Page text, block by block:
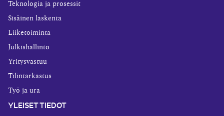
Teknologia ja prosessit
Sisäinen laskenta
Liiketoiminta
Julkishallinto
Yritysvastuu
Tilintarkastus
Työ ja ura
YLEISET TIEDOT